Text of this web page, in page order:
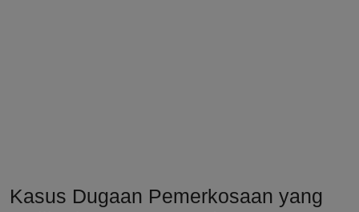
Kasus Dugaan Pemerkosaan yang